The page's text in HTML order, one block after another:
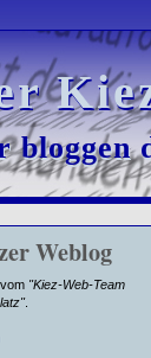
bloggen
bloggen
Weblog
"Kiez-Web-Team
.